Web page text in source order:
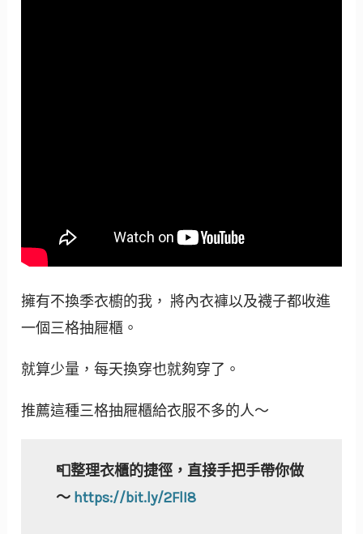
擁有不換季衣櫥的我， 將內衣褲以及襪子都收進
一個三格抽屜櫃。
就算少量，每天換穿也就夠穿了。
推薦這種三格抽屜櫃給衣服不多的人～
📮整理衣櫃的捷徑，直接手把手帶你做
～ https://bit.ly/2FlI8